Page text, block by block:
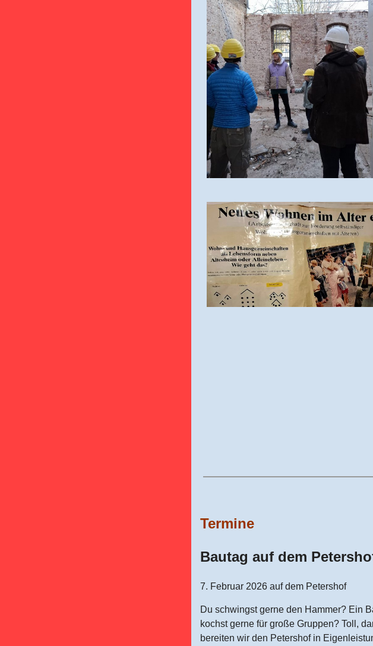
Termine
Bautag auf dem
7. Februar 2026 auf dem Petershof
Du schwingst gerne den Hammer? Ein
kochst gerne für große Gruppen? Toll,
bereiten wir den Petershof in